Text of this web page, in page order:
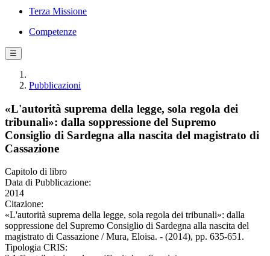
Terza Missione
Competenze
☰
Pubblicazioni
«L'autorità suprema della legge, sola regola dei
tribunali»: dalla soppressione del Supremo
Consiglio di Sardegna alla nascita del magistrato di
Cassazione
Capitolo di libro
Data di Pubblicazione:
2014
Citazione:
«L'autorità suprema della legge, sola regola dei tribunali»: dalla
soppressione del Supremo Consiglio di Sardegna alla nascita del
magistrato di Cassazione / Mura, Eloisa. - (2014), pp. 635-651.
Tipologia CRIS: